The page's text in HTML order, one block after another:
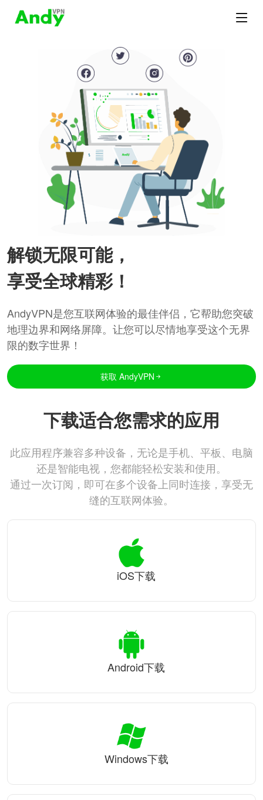
解锁无限可能，
享受全球精彩！
AndyVPN是您互联网体验的最佳伴侣，它帮助您突破
地理边界和网络屏障。让您可以尽情地享受这个无界
限的数字世界！
获取 AndyVPN
下载适合您需求的应用
此应用程序兼容多种设备，无论是手机、平板、电脑
还是智能电视，您都能轻松安装和使用。
通过一次订阅，即可在多个设备上同时连接，享受无
缝的互联网体验。
iOS下载
Android下载
Windows下载